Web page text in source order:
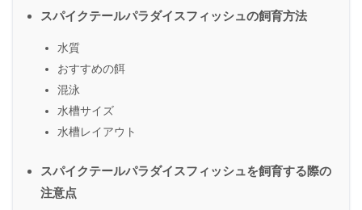
スパイクテールパラダイスフィッシュの飼育方法
水質
おすすめの餌
混泳
水槽サイズ
水槽レイアウト
スパイクテールパラダイスフィッシュを飼育する際の
注意点